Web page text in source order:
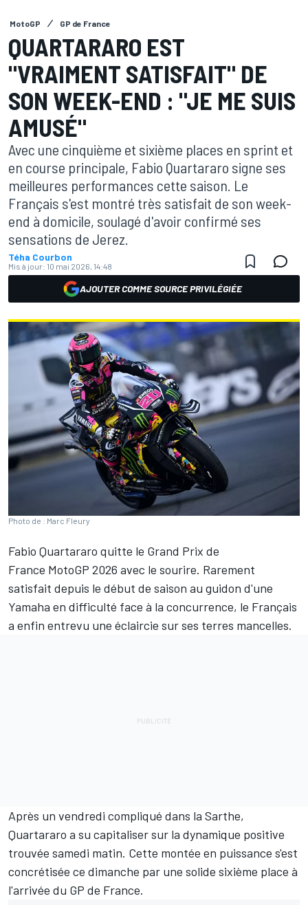
MotoGP GP de France
QUARTARARO EST
"VRAIMENT SATISFAIT" DE
SON WEEK-END : "JE ME SUIS
AMUSÉ"
Avec une cinquième et sixième places en sprint et
en course principale, Fabio Quartararo signe ses
meilleures performances cette saison. Le
Français s'est montré très satisfait de son week-
end à domicile, soulagé d'avoir confirmé ses
sensations de Jerez.
Téha Courbon
Mis à jour: 10 mai 2026, 14:48
AJOUTER COMME SOURCE PRIVILÉGIÉE
Photo de : Marc Fleury
Fabio Quartararo quitte le Grand Prix de
France MotoGP 2026 avec le sourire. Rarement
satisfait depuis le début de saison au guidon d'une
Yamaha en difficulté face à la concurrence, le Français
a enfin entrevu une éclaircie sur ses terres mancelles.
Après un vendredi compliqué dans la Sarthe,
Quartararo a su capitaliser sur la dynamique positive
trouvée samedi matin. Cette montée en puissance s'est
concrétisée ce dimanche par une solide sixième place à
l'arrivée du GP de France.